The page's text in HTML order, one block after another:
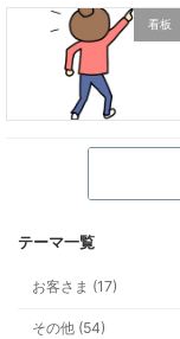
看板
お客さま (17)
その他 (54)